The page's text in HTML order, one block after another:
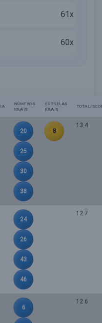
61x
60x
NÚMEROS
IGUAIS
ESTRELAS
IGUAIS
TOTAL/
20
25
30
38
8
13.4
24
26
43
46
12.7
6
12.6